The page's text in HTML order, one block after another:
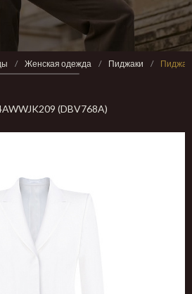
/ Женская одежда / Пиджаки / Пиджак
(DBV768A)